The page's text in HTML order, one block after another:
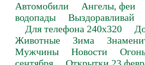
Автомобили Ангелы, феи
водопады
Выздоравливай
Для телефона 240х320
Животные
Зима
Мужчины
Новости